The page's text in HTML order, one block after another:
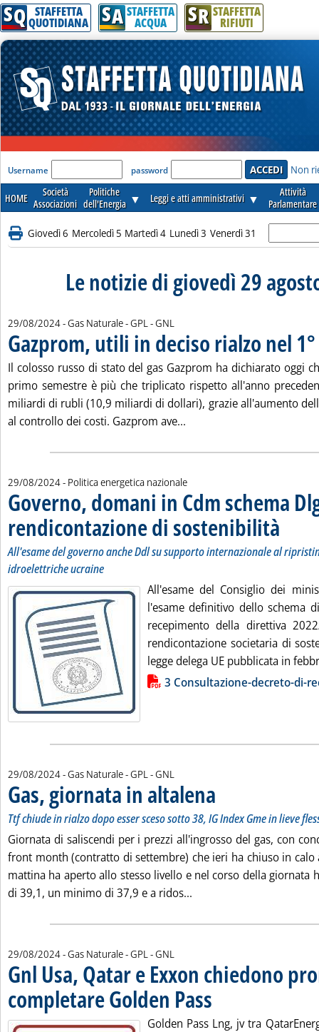
SQ STAFFETTA
QUOTIDIANA SA STAFFETTA
ACQUA SR STAFFETTA
RIFIUTI
'Modulo Login per accedere'
Username password Non
HOME
Società
Associazioni
Politiche
dell'Energia ▼ Leggi e atti amministrativi ▼
Attività
Parlamentare
Giovedì 6 Mercoledì 5 Martedì 4 Lunedì 3 Venerdì 31
Le notizie di giovedì 29
29/08/2024- Gas Naturale - GPL - GNL
Gazprom, utili in deciso rialzo nel
Il colosso russo di stato del gas Gazprom ha dichiarato oggi
primo semestre è più che triplicato rispetto all'anno
miliardi di rubli (10,9 miliardi di dollari), grazie all'aumento
al controllo dei costi. Gazprom ave...
29/08/2024- Politica energetica nazionale
Governo, domani in Cdm schema
rendicontazione di sostenibilità ..
All'esame del governo anche Ddl su supporto internazionale al
idroelettriche ucraine
All'esame del Consiglio dei
l'esame definitivo dello schema
recepimento della direttiva
rendicontazione societaria di
legge delega UE pubblicata in
Lista allegati PDF alla notizia3 Consultazione-decreto-di-
29/08/2024- Gas Naturale - GPL - GNL
Gas, giornata in altalena
Ttf chiude in rialzo dopo esser sceso sotto 38, IG Index Gme in lieve
Giornata di saliscendi per i prezzi all'ingrosso del gas, con
front month (contratto di settembre) che ieri ha chiuso in calo
mattina ha aperto allo stesso livello e nel corso della giornata
di 39,1, un minimo di 37,9 e a ridos...
29/08/2024- Gas Naturale - GPL - GNL
Gnl Usa, Qatar e Exxon chiedono
completare Golden Pass . Pubblicata giovedì 29
Golden Pass Lng, jv tra